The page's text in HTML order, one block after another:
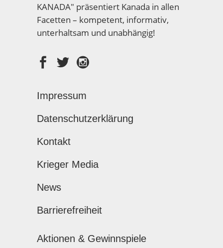
KANADA" präsentiert Kanada in allen
Facetten – kompetent, informativ,
unterhaltsam und unabhängig!
Impressum
Datenschutzerklärung
Kontakt
Krieger Media
News
Barrierefreiheit
Aktionen & Gewinnspiele